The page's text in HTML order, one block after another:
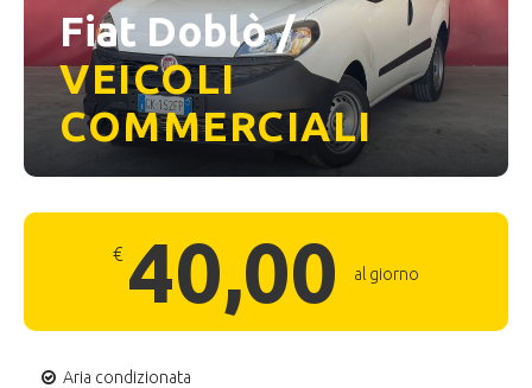
Fiat Doblò /
VEICOLI
COMMERCIALI
€ 40,00 al giorno
Aria condizionata